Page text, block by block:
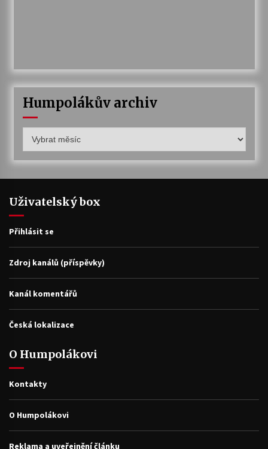
Humpolákův archiv
archiv
Uživatelský box
Přihlásit se
Zdroj kanálů (příspěvky)
Kanál komentářů
Česká lokalizace
O Humpolákovi
Kontakty
O Humpolákovi
Reklama a uveřejnění článku